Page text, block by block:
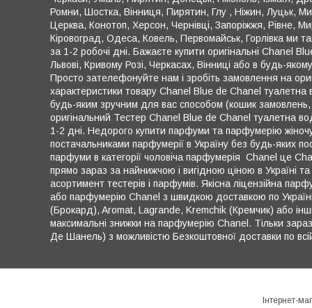
Ромни, Шостка, Вінниця, Пирятин, Глу , Ніжин, Луцьк,
Церква, Конотоп, Херсон, Чернівці, Запоріжжя, Рівне,
Кіровоград, Одеса, Ковель, Первомайськ, Горлівка ми
за 1-2 робочі дні. Бажаєте купити оригінальні Chanel
Львові, Кривому Розі, Черкасах, Вінниці або в будь-
Просто зателефонуйте нам і зробіть замовлення на
характеристики товару Chanel Blue de Chanel
будь-яким зручним для вас способом (кошик
оригінальний Тестер Chanel Blue de Chanel туалетна
1-2 дні. Недорого купити парфуми та парфумерію
постачальниками парфумерії в Україну без будь-яких
парфуми в категорії чоловіча парфумерія Chanel це
прямо зараз за найнижчою і вигідною ціною в Україні
асортимент тестерів і парфумів. Якісна ліцензійна
або парфумерію Chanel з швидкою доставкою по
(Брокард), Aromat, Lagrande, Kremchik (Кремчик) або
максимальні знижки на парфумерію Chanel. Тільки
Де Шанель) з можливістю Безкоштовної доставки по